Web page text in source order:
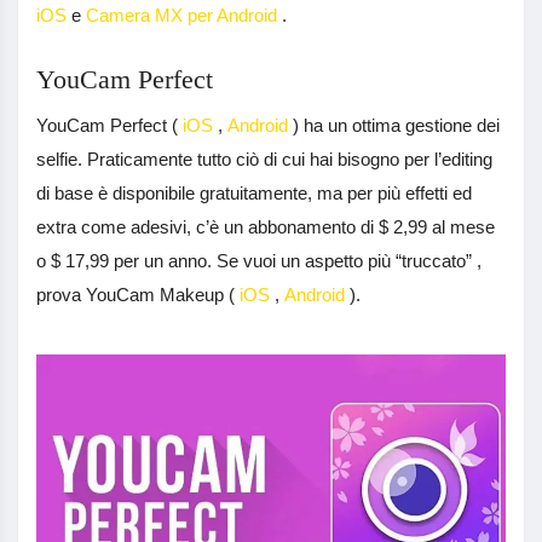
iOS e Camera MX per Android .
YouCam Perfect
YouCam Perfect ( iOS , Android ) ha un ottima gestione dei
selfie. Praticamente tutto ciò di cui hai bisogno per l’editing
di base è disponibile gratuitamente, ma per più effetti ed
extra come adesivi, c’è un abbonamento di $ 2,99 al mese
o $ 17,99 per un anno. Se vuoi un aspetto più “truccato” ,
prova YouCam Makeup ( iOS , Android ).